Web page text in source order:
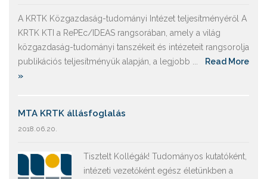
A KRTK Közgazdaság-tudományi Intézet teljesítményéről A
KRTK KTI a RePEc/IDEAS rangsorában, amely a világ
közgazdaság-tudományi tanszékeit és intézeteit rangsorolja
publikációs teljesítményük alapján, a legjobb ...
Read More
»
MTA KRTK állásfoglalás
2018.06.20.
Tisztelt Kollégák! Tudományos kutatóként,
intézeti vezetőként egész életünkben a